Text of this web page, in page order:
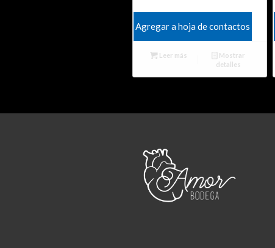
Agregar a hoja de contactos
Leer más
Mostrar
detalles